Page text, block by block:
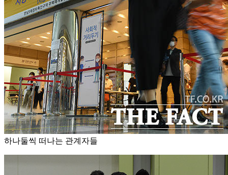
하나둘씩 떠나는 관계자들